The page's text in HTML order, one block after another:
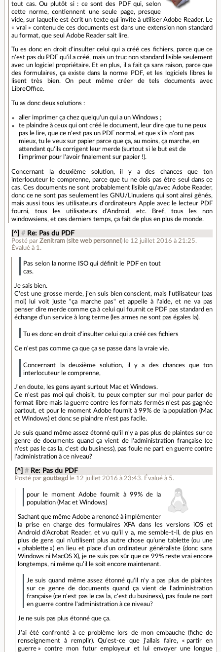
tout cas. Ou plutôt si : ce sont des PDF qui, selon
cette norme, contiennent une seule page, presque
vide, sur laquelle est écrit un texte qui invite à utiliser Adobe Reader. Le
« vrai » contenu de ces documents est dans une extension non standard
au format, que seul Adobe Reader sait lire.
Tu es donc en droit d'insulter celui qui a créé ces fichiers, parce que ce
n'est pas du PDF qu'il a créé, mais un truc non standard lisible seulement
avec un logiciel propriétaire. Et en plus, il a fait ça sans raison, parce que
des formulaires, ça existe dans la norme PDF, et les logiciels libres le
lisent très bien. On peut même créer de tels documents avec
LibreOffice.
Tu as donc deux solutions :
aller imprimer ça chez quelqu'un qui a un Windows ;
te plaindre à ceux qui ont créé le document, leur dire que tu ne peux
pas le lire, que ce n'est pas un PDF normal, et que s'ils n'ont pas
mieux, tu le veux sur papier parce que ça, au moins, ça marche, en
attendant qu'ils corrigent leur merde (surtout si le but est de
l'imprimer pour l'avoir finalement sur papier !).
Concernant la deuxième solution, il y a des chances que ton
interlocuteur le comprenne, parce que tu ne dois pas être seul dans ce
cas. Ces documents ne sont probablement lisible qu'avec Adobe Reader,
donc ce ne sont pas seulement les GNU/Linuxiens qui sont ainsi gênés,
mais aussi tous les utilisateurs d'ordinateurs Apple avec le lecteur PDF
fourni, tous les utilisateurs d'Android, etc. Bref, tous les non
windowsiens, et ces derniers temps, ça fait de plus en plus de monde.
[^] # Re: Pas du PDF
Posté parZenitram (site web personnel ) le 12 juillet 2016 à 21:25.
Évalué à 1 .
Pas selon la norme ISO qui définit le PDF en tout
cas.
Je sais bien.
C'est une grosse merde, j'en suis bien conscient, mais l'utilisateur (pas
moi) lui voit juste "ça marche pas" et appelle à l'aide, et ne va pas
penser dire merde comme ça à celui qui fournit ce PDF pas standard en
échange d'un service à long terme (les armes ne sont pas égales la).
Tu es donc en droit d'insulter celui qui a créé ces fichiers
Ce n'est pas comme ça que ça se passe dans la vraie vie.
Concernant la deuxième solution, il y a des chances que ton
interlocuteur le comprenne,
J'en doute, les gens ayant surtout Mac et Windows.
Ce n'est pas moi qui choisit, tu peux compter sur moi pour parler de
format libre mais la guerre contre les formats fermés n'est pas gagnée
partout, et pour le moment Adobe fournit à 99% de la population (Mac
et Windows) et donc se plaindre n'est pas facile.
Je suis quand même assez étonné qu'il n'y a pas plus de plaintes sur ce
genre de documents quand ça vient de l'administration française (ce
n'est pas le cas la, c'est du business), pas foule ne part en guerre contre
l'administration à ce niveau?
[^] # Re: Pas du PDF
Posté par gouttegd le 12 juillet 2016 à 23:43. Évalué à 5.
pour le moment Adobe fournit à 99% de la
population (Mac et Windows)
Sachant que même Adobe a renoncé à implémenter
la prise en charge des formulaires XFA dans les versions iOS et
Android d’Acrobat Reader, et vu qu’il y a, me semble-t-il, de plus en
plus de gens qui n’utilisent plus autre chose qu’une tablette (ou une
« phablette ») en lieu et place d’un ordinateur généraliste (donc sans
Windows ni MacOS X), je ne suis pas sûr que ce 99% reste vrai encore
longtemps, ni même qu’il le soit encore maintenant.
Je suis quand même assez étonné qu'il n'y a pas plus de plaintes
sur ce genre de documents quand ça vient de l'administration
française (ce n'est pas le cas la, c'est du business), pas foule ne part
en guerre contre l'administration à ce niveau?
Je ne suis pas plus étonné que ça.
J’ai été confronté à ce problème lors de mon embauche (fiche de
renseignement à remplir). Qu’est-ce que j’allais faire, « partir en
guerre » contre mon futur employeur et lui envoyer une longue